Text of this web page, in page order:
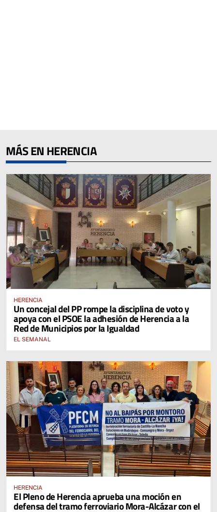
MÁS EN HERENCIA
HERENCIA
Un concejal del PP rompe la disciplina de voto y
apoya con el PSOE la adhesión de Herencia a la
Red de Municipios por la Igualdad
EL SEMANAL
HERENCIA
El Pleno de Herencia aprueba una moción en
defensa del tramo ferroviario Mora-Alcázar con el